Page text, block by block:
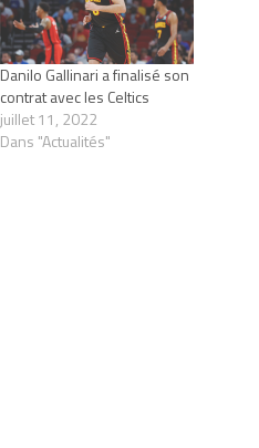
Danilo Gallinari a finalisé son
contrat avec les Celtics
juillet 11, 2022
Dans "Actualités"